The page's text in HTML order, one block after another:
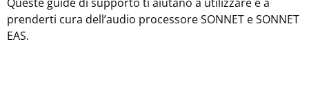
prenderti cura dell’audio processore SONNET e SONNET
EAS.